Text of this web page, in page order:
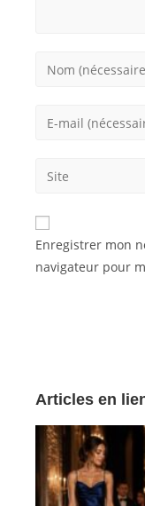
Enregistrer mon
navigateur pour
Articles en